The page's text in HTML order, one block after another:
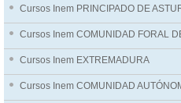
Cursos Inem PRINCIPADO DE
Cursos Inem COMUNIDAD FORAL
Cursos Inem EXTREMADURA
Cursos Inem COMUNIDAD